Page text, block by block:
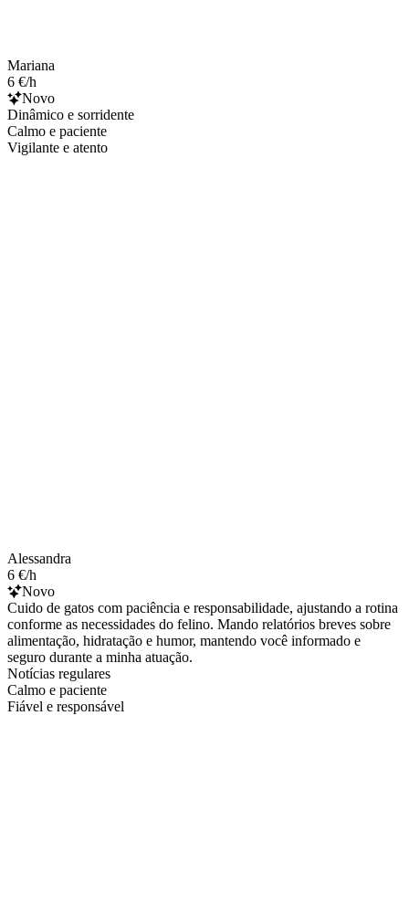
Mariana
6 €/h
Novo
Dinâmico e sorridente
Calmo e paciente
Vigilante e atento
Alessandra
6 €/h
Novo
Cuido de gatos com paciência e responsabilidade, ajustando a rotina
conforme as necessidades do felino. Mando relatórios breves sobre
alimentação, hidratação e humor, mantendo você informado e
seguro durante a minha atuação.
Notícias regulares
Calmo e paciente
Fiável e responsável